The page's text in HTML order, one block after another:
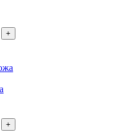
+
+